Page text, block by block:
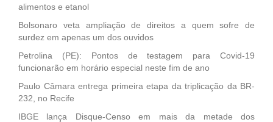
alimentos e etanol
Bolsonaro veta ampliação de direitos a quem sofre de
surdez em apenas um dos ouvidos
Petrolina (PE): Pontos de testagem para Covid-19
funcionarão em horário especial neste fim de ano
Paulo Câmara entrega primeira etapa da triplicação da BR-
232, no Recife
IBGE lança Disque-Censo em mais da metade dos